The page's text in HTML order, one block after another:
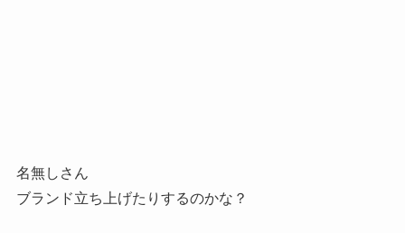
名無しさん
ブランド立ち上げたりするのかな？